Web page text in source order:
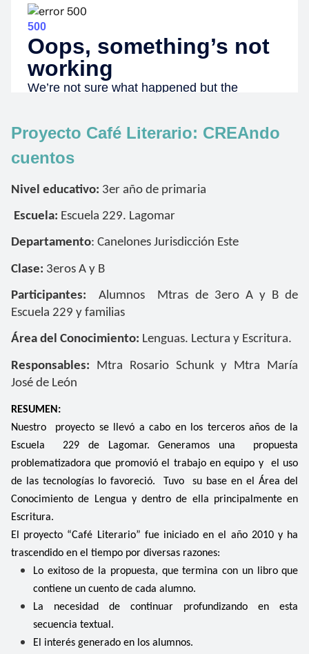
Proyecto Café Literario: CREAndo
cuentos
Nivel educativo: 3er año de primaria
Escuela: Escuela 229. Lagomar
Departamento: Canelones Jurisdicción Este
Clase: 3eros A y B
Participantes:
Alumnos Mtras de 3ero A y B de
Escuela 229 y familias
Área del Conocimiento: Lenguas. Lectura y Escritura.
Responsables:
Mtra Rosario Schunk y Mtra María
José de León
RESUMEN:
Nuestro proyecto se llevó a cabo en los terceros años de la
Escuela 229 de Lagomar. Generamos una propuesta
problematizadora que promovió el trabajo en equipo y el uso
de las tecnologías lo favoreció. Tuvo su base en el Área del
Conocimiento de Lengua y dentro de ella principalmente en
Escritura.
El proyecto “Café Literario” fue iniciado en el año 2010 y ha
trascendido en el tiempo por diversas razones:
Lo exitoso de la propuesta, que termina con un libro que
contiene un cuento de cada alumno.
La necesidad de continuar profundizando en esta
secuencia textual.
El interés generado en los alumnos.